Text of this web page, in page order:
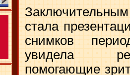
стала
снимков
увидела
помогающие